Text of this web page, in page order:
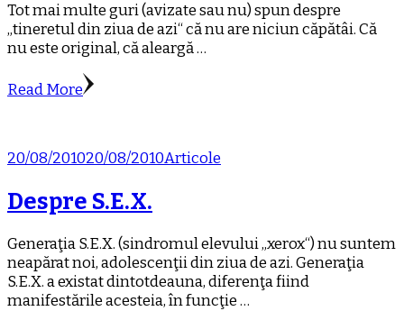
Tot mai multe guri (avizate sau nu) spun despre
„tineretul din ziua de azi“ că nu are niciun căpătâi. Că
nu este original, că aleargă …
Read More
20/08/201020/08/2010Articole
Despre S.E.X.
Generaţia S.E.X. (sindromul elevului „xerox“) nu suntem
neapărat noi, adolescenţii din ziua de azi. Generaţia
S.E.X. a existat dintotdeauna, diferenţa fiind
manifestările acesteia, în funcţie …